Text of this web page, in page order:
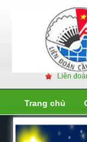
Liên
Trang chủ